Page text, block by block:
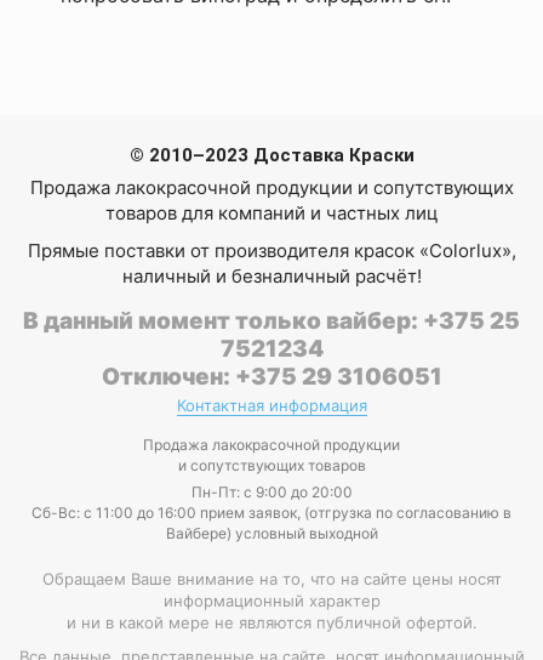
© 2010–2023 Доставка Краски
Продажа лакокрасочной продукции и сопутствующих
товаров для компаний и частных лиц
Прямые поставки от производителя красок «Colorlux»,
наличный и безналичный расчёт!
В данный момент только вайбер: +375 25
7521234
Отключен: +375 29 3106051
Контактная информация
Продажа лакокрасочной продукции
и сопутствующих товаров
Пн-Пт: с 9:00 до 20:00
Cб-Вс: с 11:00 до 16:00 прием заявок, (отгрузка по согласованию в
Вайбере) условный выходной
Обращаем Ваше внимание на то, что на сайте цены носят
информационный характер
и ни в какой мере не являются публичной офертой.
Все данные, представленные на сайте, носят информационный